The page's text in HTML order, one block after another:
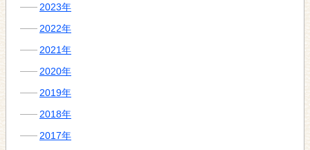
2023年
2022年
2021年
2020年
2019年
2018年
2017年